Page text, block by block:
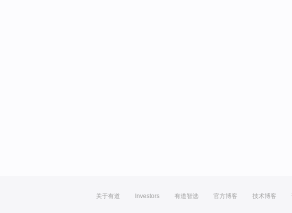
关于有道 Investors 有道智选 官方博客 技术博客